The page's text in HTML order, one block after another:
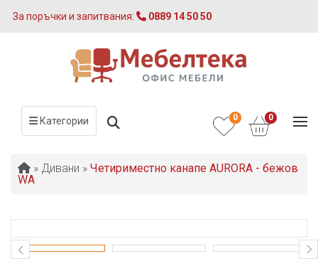
За поръчки и запитвания: 0889 14 50 50
0
0
Категории
» Дивани » Четириместно канапе AURORA - бежов
WA